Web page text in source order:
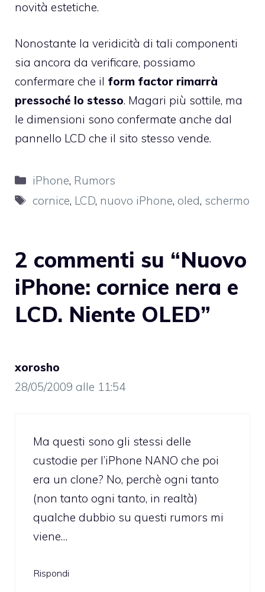
novità estetiche.
Nonostante la veridicità di tali componenti
sia ancora da verificare, possiamo
confermare che il form factor rimarrà
pressoché lo stesso. Magari più sottile, ma
le dimensioni sono confermate anche dal
pannello LCD che il sito stesso vende.
Categorie
iPhone, Rumors
Tag
cornice, LCD, nuovo iPhone, oled, schermo
2 commenti su “Nuovo
iPhone: cornice nera e
LCD. Niente OLED”
xorosho
28/05/2009 alle 11:54
Ma questi sono gli stessi delle
custodie per l’iPhone NANO che poi
era un clone? No, perchè ogni tanto
(non tanto ogni tanto, in realtà)
qualche dubbio su questi rumors mi
viene…
Rispondi